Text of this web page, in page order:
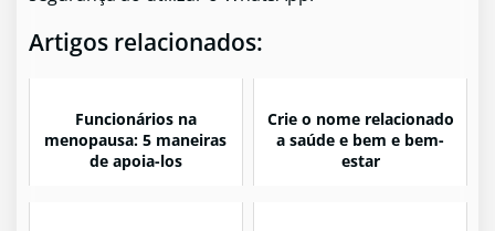
Artigos relacionados:
Funcionários na
menopausa: 5 maneiras
de apoia-los
Crie o nome relacionado
a saúde e bem e bem-
estar